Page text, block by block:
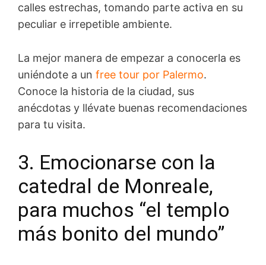
calles estrechas, tomando parte activa en su
peculiar e irrepetible ambiente.
La mejor manera de empezar a conocerla es
uniéndote a un free tour por Palermo.
Conoce la historia de la ciudad, sus
anécdotas y llévate buenas recomendaciones
para tu visita.
3. Emocionarse con la
catedral de Monreale,
para muchos “el templo
más bonito del mundo”